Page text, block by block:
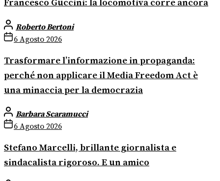
Francesco Guccini: la locomotiva corre ancora
Roberto Bertoni
6 Agosto 2026
Trasformare l’informazione in propaganda:
perché non applicare il Media Freedom Act è
una minaccia per la democrazia
Barbara Scaramucci
6 Agosto 2026
Stefano Marcelli, brillante giornalista e
sindacalista rigoroso. E un amico